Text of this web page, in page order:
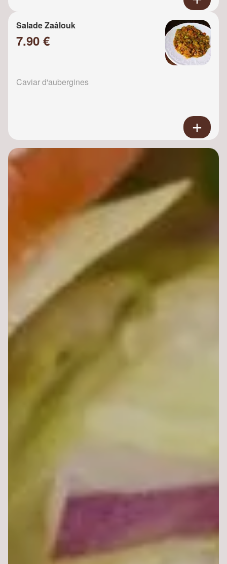
Salade Zaâlouk
7.90 €
Caviar d'aubergines